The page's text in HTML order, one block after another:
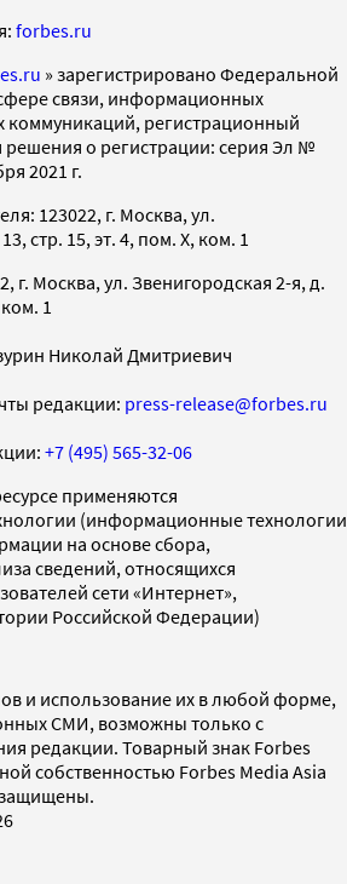
forbes.ru
» зарегистрировано Федеральной
связи, информационных
коммуникаций, регистрационный
решения о регистрации: серия Эл №
2021 г.
123022, г. Москва, ул.
стр. 15, эт. 4, пом. X, ком. 1
г. Москва, ул. Звенигородская 2-я, д.
1
Николай Дмитриевич
редакции: press-release@forbes.ru
+7 (495) 565-32-06
применяются
(информационные технологии
на основе сбора,
сведений, относящихся
сети «Интернет»,
Российской Федерации)
и использование их в любой форме,
СМИ, возможны только с
редакции. Товарный знак Forbes
собственностью Forbes Media Asia
защищены.